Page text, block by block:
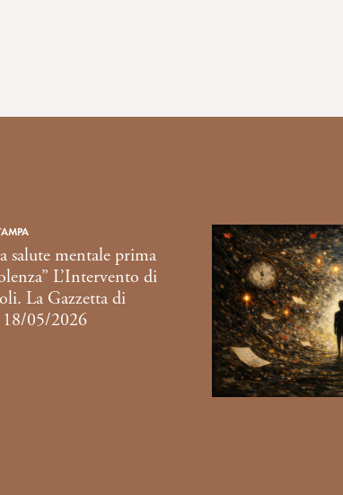
salute mentale prima
L’Intervento di
La Gazzetta di
05/2026